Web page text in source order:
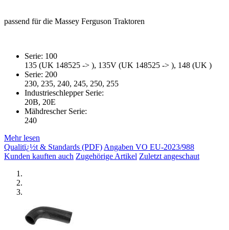
passend für die Massey Ferguson Traktoren
Serie: 100
135 (UK 148525 -> ), 135V (UK 148525 -> ), 148 (UK )
Serie: 200
230, 235, 240, 245, 250, 255
Industrieschlepper Serie:
20B, 20E
Mähdrescher Serie:
240
Mehr lesen
Qualitï¿½t & Standards (PDF)Angaben VO EU-2023/988
Kunden kauften auch Zugehörige Artikel Zuletzt angeschaut